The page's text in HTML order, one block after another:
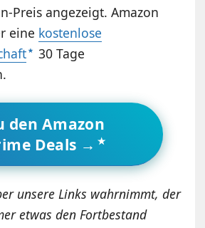
Preis angezeigt. Amazon
eine kostenlose
30 Tage
den Amazon
Deals →
unsere Links wahrnimmt, der
etwas den Fortbestand